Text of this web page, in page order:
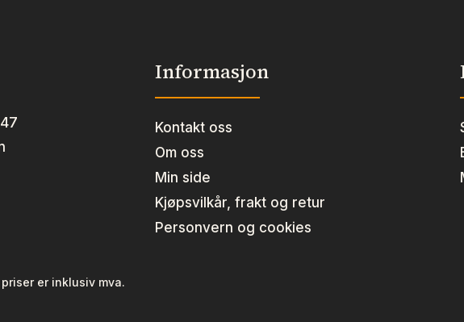
Informasjon
Kontakt oss
Om oss
Min side
Kjøpsvilkår, frakt og retur
Personvern og cookies
er inklusiv mva.